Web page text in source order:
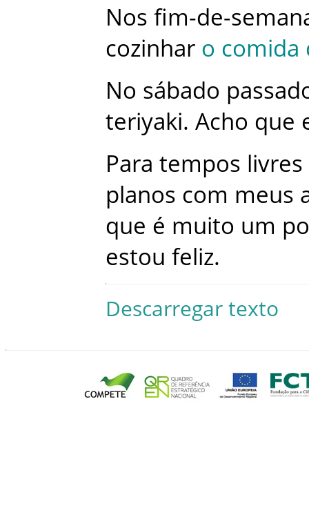
Nos fim-de-
cozinhar o comida
No sábado
teriyaki. Acho que
Para tempos livres
planos com meus
que é muito um
estou feliz.
Descarregar texto